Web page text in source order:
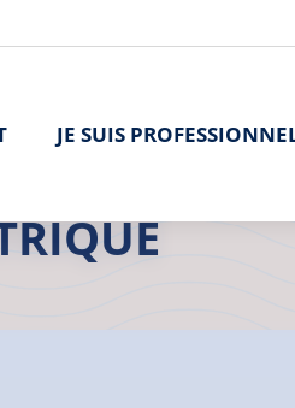
JE SUIS
>Chirurgie Pédiatrique |